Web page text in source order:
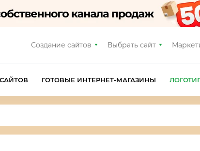
Создание сайтов Выбрать сайт
ГОТОВЫЕ ИНТЕРНЕТ-МАГАЗИНЫ